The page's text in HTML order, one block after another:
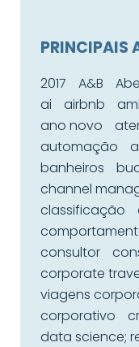
PRINCIPAIS
2017 A&B
ai
airbnb
ano novo
automação
banheiros
channel
classificação
consultor
corporate
viagens
corporativo
data science;